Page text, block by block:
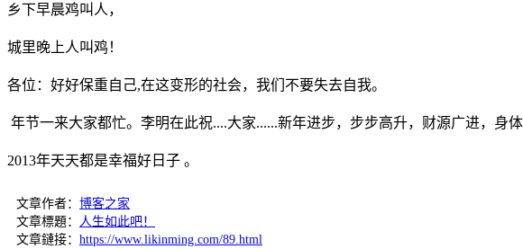
乡下早晨鸡叫人，
城里晚上人叫鸡！
各位：好好保重自己,在这变形的社会，我们不要失去自我。
年节一来大家都忙。李明在此祝....大家......新年进步，步步高升，财源广进，身体
2013年天天都是幸福好日子 。
文章作者： 博客之家
文章標題：
人生如此吧！
文章鏈接： https://www.likinming.com/89.html